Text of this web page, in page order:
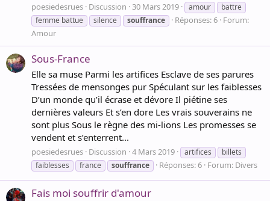
poesiedesrues Discussion 30 Mars 2019 amour
battre
femme battue
silence souffrance Réponses: 6 Forum:
Amour
Sous-France
Elle sa muse Parmi les artifices Esclave de ses parures
Tressées de mensonges pur Spéculant sur les faiblesses
D’un monde qu’il écrase et dévore Il piétine ses
dernières valeurs Et s’en dore Les vrais souverains ne
sont plus Sous le règne des mi-lions Les promesses se
vendent et s’enterrent...
poesiedesrues Discussion 4 Mars 2019 artifices
billets
faiblesses
france souffrance Réponses: 6 Forum: Divers
Fais moi souffrir d'amour